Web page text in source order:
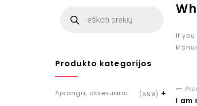
If you
I am
Produkto kategorijos
Apranga, aksesuarai
(599)